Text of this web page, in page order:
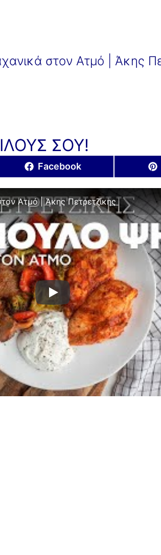
στον Ατμό | Άκης
ΣΟΥ!
Share
on
Facebook
Ατμό | Άκης Πετρετζίκης